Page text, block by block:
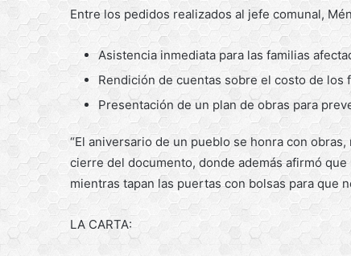
Entre los pedidos realizados al jefe comunal,
Asistencia inmediata para las familias
Rendición de cuentas sobre el costo de los
Presentación de un plan de obras para
“El aniversario de un pueblo se honra con
cierre del documento, donde además afirmó
mientras tapan las puertas con bolsas para que
LA CARTA: